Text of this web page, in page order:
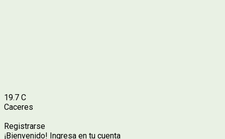
19.7 C
Caceres
Registrarse
¡Bienvenido! Ingresa en tu cuenta